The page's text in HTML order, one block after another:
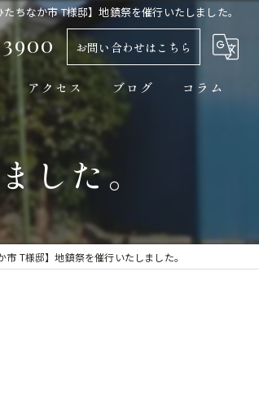
たちなか市 T様邸】地鎮祭を催行いたしました。
お問い合わせはこちら
アクセス ブログ コラム
した。
市 T様邸】地鎮祭を催行いたしました。